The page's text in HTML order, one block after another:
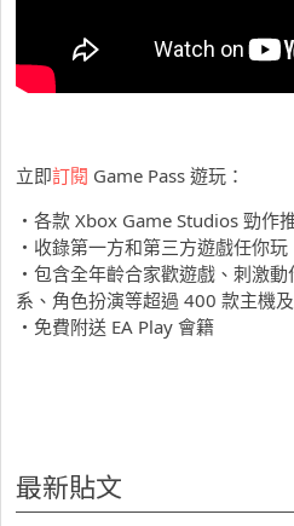
立即訂閱 Game Pass 遊玩：
・各款 Xbox Game Studios 勁作
・收錄第一方和第三方遊戲任你玩
・包含全年齡合家歡遊戲、刺激
系、角色扮演等超過 400 款主機
・免費附送 EA Play 會籍
最新貼文